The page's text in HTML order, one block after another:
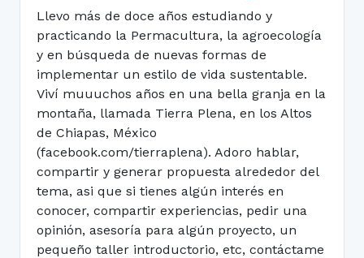
Llevo más de doce años estudiando y
practicando la Permacultura, la agroecología
y en búsqueda de nuevas formas de
implementar un estilo de vida sustentable.
Viví muuuchos años en una bella granja en la
montaña, llamada Tierra Plena, en los Altos
de Chiapas, México
(facebook.com/tierraplena). Adoro hablar,
compartir y generar propuesta alrededor del
tema, asi que si tienes algún interés en
conocer, compartir experiencias, pedir una
opinión, asesoría para algún proyecto, un
pequeño taller introductorio, etc, contáctame